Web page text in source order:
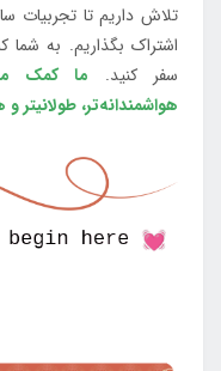
تلاش داریم تا تجربیات
اشتراک بگذاریم. به شما
سفر کنید. ما کمک
هواشمندانه‌تر، طولانی‎تر و هیجان‌انگیزتر باشد.